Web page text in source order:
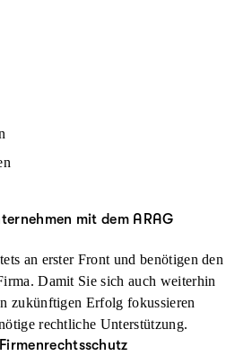
mit dem ARAG
an erster Front und benötigen den
Damit Sie sich auch weiterhin
zukünftigen Erfolg fokussieren
rechtliche Unterstützung.